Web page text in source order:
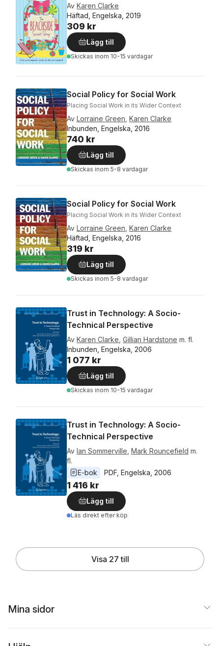
Av Karen Clarke
Häftad, Engelska, 2019
309 kr
Lägg till
Skickas inom 10-15 vardagar
Social Policy for Social Work
Placing Social Work in its Wider Context
Av Lorraine Green Karen Clarke
Inbunden, Engelska, 2016
740 kr
Lägg till
Skickas inom 5-8 vardagar
Social Policy for Social Work
Placing Social Work in its Wider Context
Av Lorraine Green Karen Clarke
Häftad, Engelska, 2016
319 kr
Lägg till
Skickas inom 5-8 vardagar
Trust in Technology: A Socio-
Technical Perspective
Av Karen Clarke Gillian Hardstone m. fl.
Inbunden, Engelska, 2006
1 077 kr
Lägg till
Skickas inom 10-15 vardagar
Trust in Technology: A Socio-
Technical Perspective
Av Ian Sommerville Mark Rouncefield m.
fl.
E-bok
PDF Engelska 2006
1 416 kr
Lägg till
Läs direkt efter köp
Visa 27 till
Mina sidor